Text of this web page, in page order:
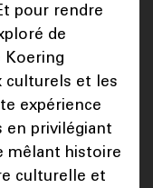
pour rendre
de
Koering
culturels et les
expérience
en privilégiant
mêlant histoire
culturelle et